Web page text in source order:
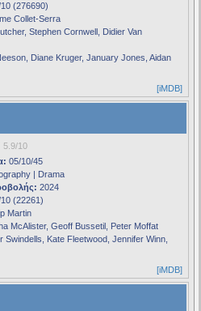
(276690)
Collet-Serra
Stephen Cornwell, Didier Van
Diane Kruger, January Jones, Aidan
[iMDB]
5.9/10
05/10/45
| Drama
2024
(22261)
Martin
McAlister, Geoff Bussetil, Peter Moffat
Swindells, Kate Fleetwood, Jennifer Winn,
[iMDB]